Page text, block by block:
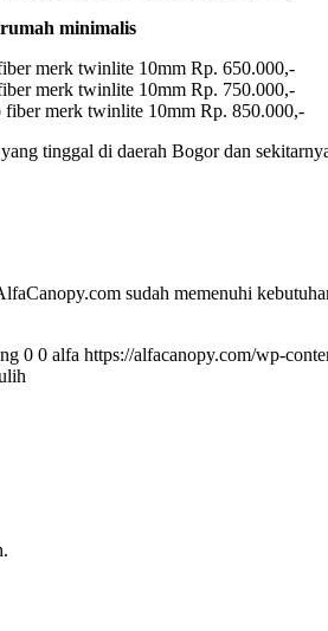
minimalis
merk twinlite 10mm Rp. 650.000,-
merk twinlite 10mm Rp. 750.000,-
merk twinlite 10mm Rp. 850.000,-
tinggal di daerah Bogor dan
sudah memenuhi
0 0 alfa https://alfacanopy.com/wp-